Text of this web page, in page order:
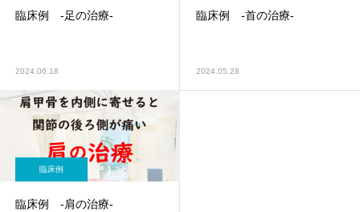
臨床例 -足の治療-
2024.06.18
臨床例 -首の治療-
2024.05.28
臨床例
臨床例 -肩の治療-